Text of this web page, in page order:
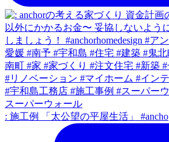
: 施工例 「太公望の平屋生活」 #ancho